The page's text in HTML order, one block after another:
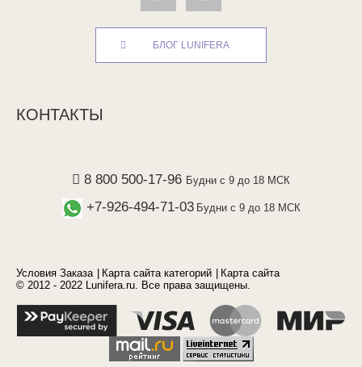
БЛОГ LUNIFERA
КОНТАКТЫ
8 800 500-17-96 Будни с 9 до 18 МСК
+7-926-494-71-03 Будни с 9 до 18 МСК
Условия Заказа Карта сайта категорий
Карта сайта
© 2012 - 2022 Lunifera.ru. Все права защищены.